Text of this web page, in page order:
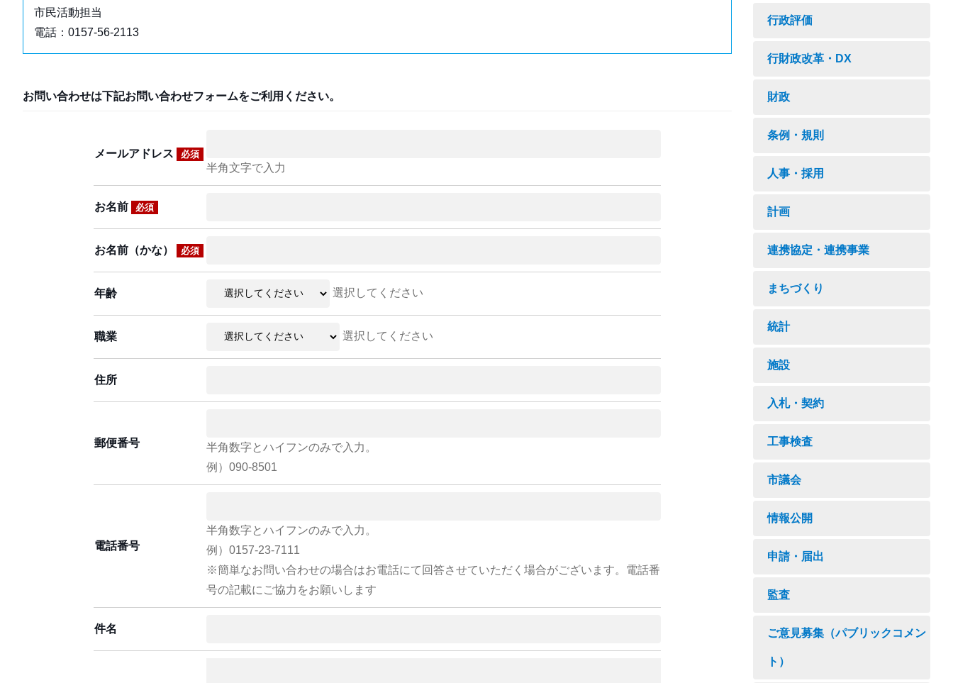
市民活動担当
電話：0157-56-2113
お問い合わせは下記お問い合わせフォームをご利用ください。
メールアドレス 必須
半角文字で入力
お名前 必須
お名前（かな） 必須
年齢 選択してください
職業 選択してください
住所
郵便番号
半角数字とハイフンのみで入力。
例）090-8501
電話番号
半角数字とハイフンのみで入力。
例）0157-23-7111
※簡単なお問い合わせの場合はお電話にて回答させていただく場合がございます。電話番
号の記載にご協力をお願いします
件名
行政評価
行財政改革・DX
財政
条例・規則
人事・採用
計画
連携協定・連携事業
まちづくり
統計
施設
入札・契約
工事検査
市議会
情報公開
申請・届出
監査
ご意見募集（パブリックコメン
ト）